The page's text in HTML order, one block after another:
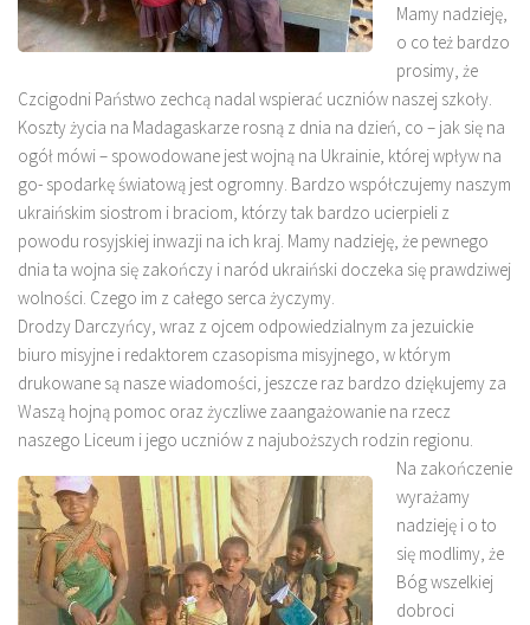
Mamy nadzieję,
o co też bardzo
prosimy, że
Czcigodni Państwo zechcą nadal wspierać uczniów naszej szkoły.
Koszty życia na Madagaskarze rosną z dnia na dzień, co – jak się na
ogół mówi – spowodowane jest wojną na Ukrainie, której wpływ na
go- spodarkę światową jest ogromny. Bardzo współczujemy naszym
ukraińskim siostrom i braciom, którzy tak bardzo ucierpieli z
powodu rosyjskiej inwazji na ich kraj. Mamy nadzieję, że pewnego
dnia ta wojna się zakończy i naród ukraiński doczeka się prawdziwej
wolności. Czego im z całego serca życzymy.
Drodzy Darczyńcy, wraz z ojcem odpowiedzialnym za jezuickie
biuro misyjne i redaktorem czasopisma misyjnego, w którym
drukowane są nasze wiadomości, jeszcze raz bardzo dziękujemy za
Waszą hojną pomoc oraz życzliwe zaangażowanie na rzecz
naszego Liceum i jego uczniów z najuboższych rodzin regionu.
Na zakończenie
wyrażamy
nadzieję i o to
się modlimy, że
Bóg wszelkiej
dobroci